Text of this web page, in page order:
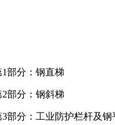
1部分：钢直梯
2部分：钢斜梯
部分：工业防护栏杆及钢